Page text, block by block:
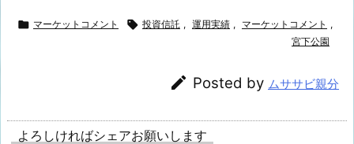
 マーケットコメント  投資信託 , 運用実績 , マーケットコメント ,
宮下公園
 Posted by ムササビ親分
よろしければシェアお願いします